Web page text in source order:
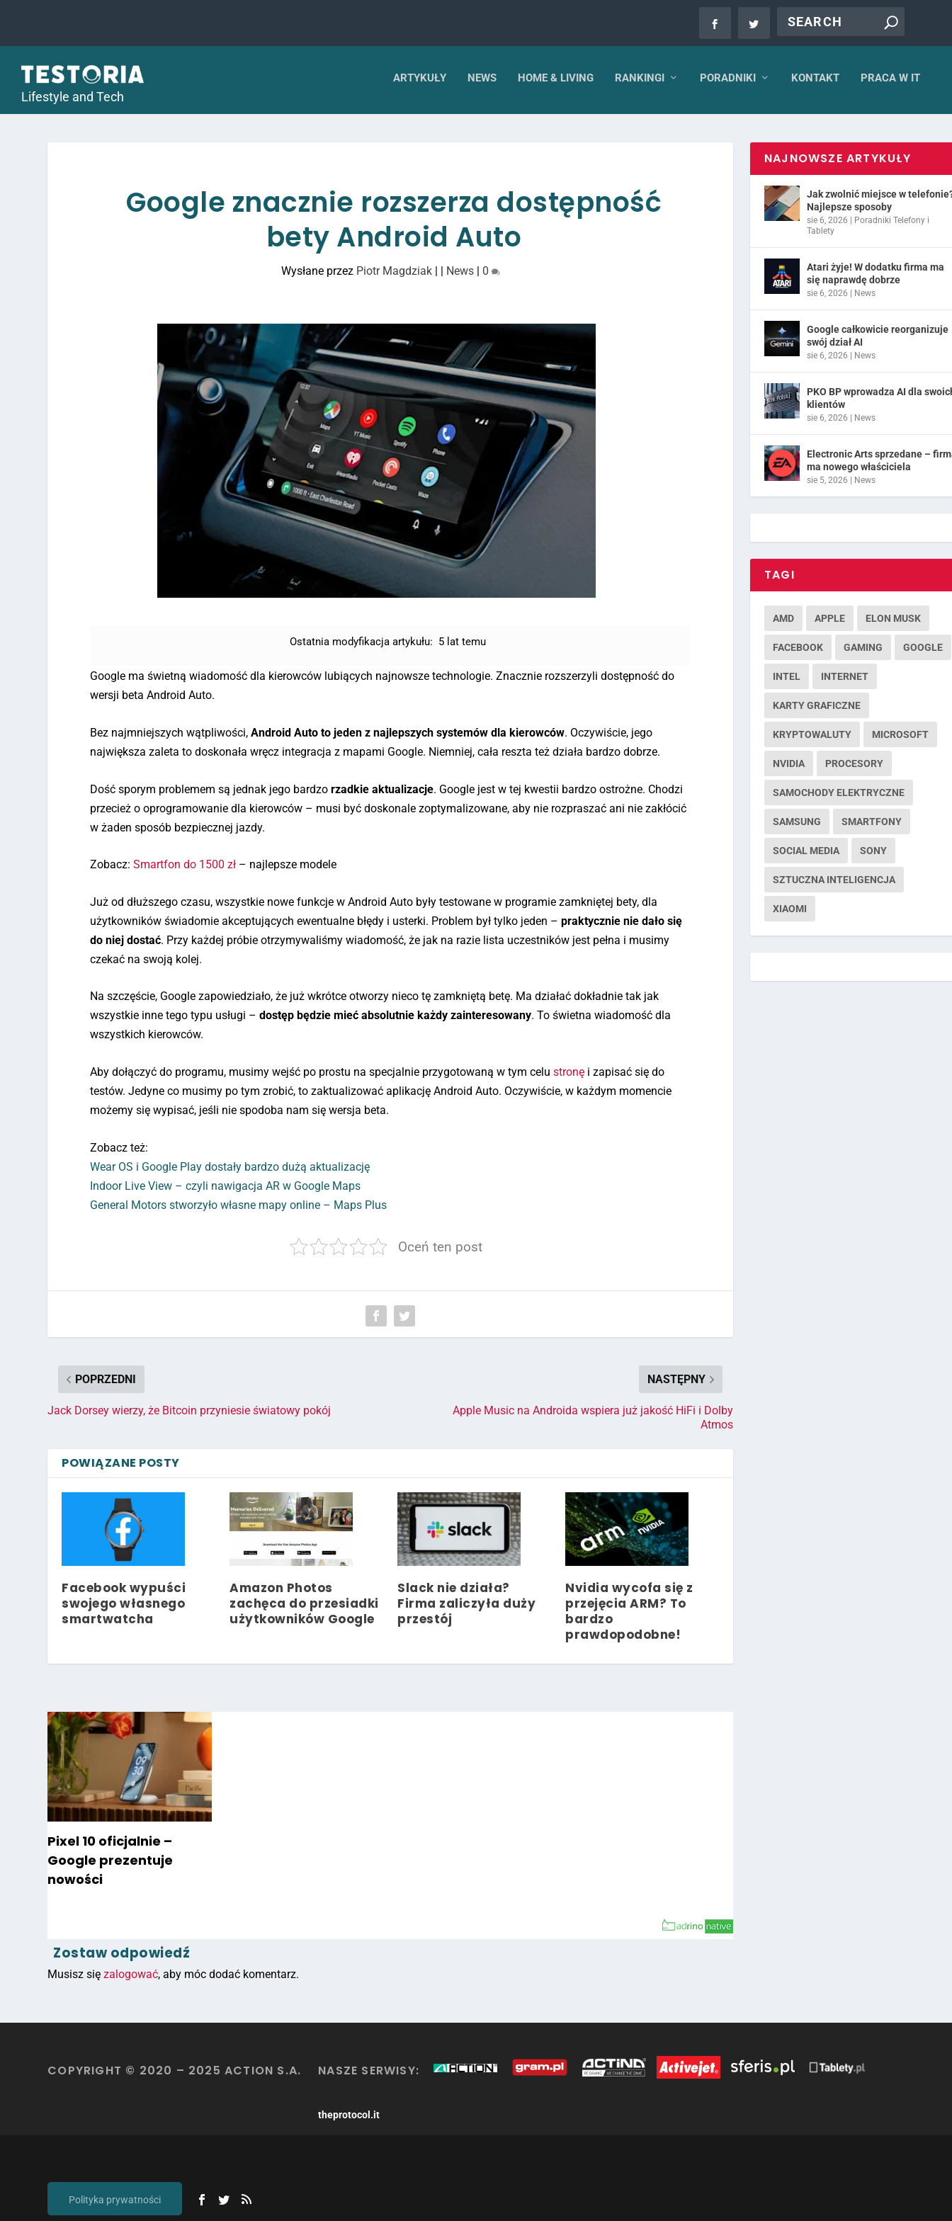
Lifestyle and Tech
ARTYKUŁY NEWS HOME & LIVING RANKINGI PORADNIKI KONTAKT PRACA W IT
Google znacznie rozszerza dostępność
bety Android Auto
Wysłane przez Piotr Magdziak| | News| 0
Ostatnia modyfikacja artykułu: 5 lat temu
Google ma świetną wiadomość dla kierowców lubiących najnowsze technologie. Znacznie rozszerzyli dostępność do
wersji beta Android Auto.
Bez najmniejszych wątpliwości,Android Auto to jeden z najlepszych systemów dla kierowców. Oczywiście, jego
największa zaleta to doskonała wręcz integracja z mapami Google. Niemniej, cała reszta też działa bardzo dobrze.
Dość sporym problemem są jednak jego bardzo rzadkie aktualizacje. Google jest w tej kwestii bardzo ostrożne. Chodzi
przecież o oprogramowanie dla kierowców – musi być doskonale zoptymalizowane, aby nie rozpraszać ani nie zakłócić
w żaden sposób bezpiecznej jazdy.
Zobacz:Smartfon do 1500 zł – najlepsze modele
Już od dłuższego czasu, wszystkie nowe funkcje w Android Auto były testowane w programie zamkniętej bety, dla
użytkowników świadomie akceptujących ewentualne błędy i usterki. Problem był tylko jeden –praktycznie nie dało się
do niej dostać. Przy każdej próbie otrzymywaliśmy wiadomość, że jak na razie lista uczestników jest pełna i musimy
czekać na swoją kolej.
Na szczęście, Google zapowiedziało, że już wkrótce otworzy nieco tę zamkniętą betę. Ma działać dokładnie tak jak
wszystkie inne tego typu usługi – dostęp będzie mieć absolutnie każdy zainteresowany. To świetna wiadomość dla
wszystkich kierowców.
Aby dołączyć do programu, musimy wejść po prostu na specjalnie przygotowaną w tym celustronę i zapisać się do
testów. Jedyne co musimy po tym zrobić, to zaktualizować aplikację Android Auto. Oczywiście, w każdym momencie
możemy się wypisać, jeśli nie spodoba nam się wersja beta.
Zobacz też:
Wear OS i Google Play dostały bardzo dużą aktualizację
Indoor Live View – czyli nawigacja AR w Google Maps
General Motors stworzyło własne mapy online – Maps Plus
Oceń ten post
POPRZEDNI
Jack Dorsey wierzy, że Bitcoin przyniesie światowy pokój
NASTĘPNY
Apple Music na Androida wspiera już jakość HiFi i Dolby
Atmos
POWIĄZANE POSTY
Facebook wypuści
swojego własnego
smartwatcha
Amazon Photos
zachęca do przesiadki
użytkowników Google
Slack nie działa?
Firma zaliczyła duży
przestój
Nvidia wycofa się z
przejęcia ARM? To
bardzo
prawdopodobne!
Pixel 10 oficjalnie –
Google prezentuje
nowości
Zostaw odpowiedź
Musisz sięzalogować, aby móc dodać komentarz.
NAJNOWSZE ARTYKUŁY
Jak zwolnić miejsce w
Najlepsze sposoby
sie 6, 2026 | Poradniki Telefony i
Tablety
Atari żyje! W dodatku firma ma
się naprawdę dobrze
sie 6, 2026 | News
Google całkowicie reorganizuje
swój dział AI
sie 6, 2026 | News
PKO BP wprowadza AI dla
klientów
sie 6, 2026 | News
Electronic Arts sprzedane –
ma nowego właściciela
sie 5, 2026 | News
TAGI
AMD APPLE ELON MUSK
FACEBOOK GAMING GOOGLE
INTEL INTERNET
KARTY GRAFICZNE
KRYPTOWALUTY MICROSOFT
NVIDIA PROCESORY
SAMOCHODY ELEKTRYCZNE
SAMSUNG SMARTFONY
SOCIAL MEDIA SONY
SZTUCZNA INTELIGENCJA
XIAOMI
COPYRIGHT © 2020 – 2025 ACTION S.A. NASZE SERWISY:
theprotocol.it
Polityka prywatności